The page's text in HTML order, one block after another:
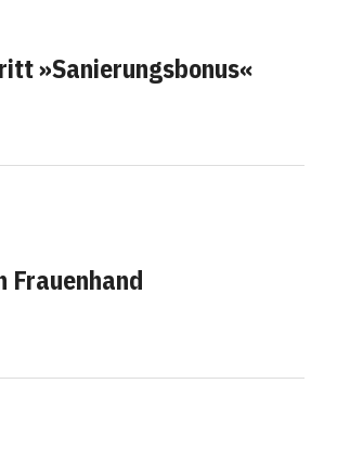
»Sanierungsbonus«
Frauenhand